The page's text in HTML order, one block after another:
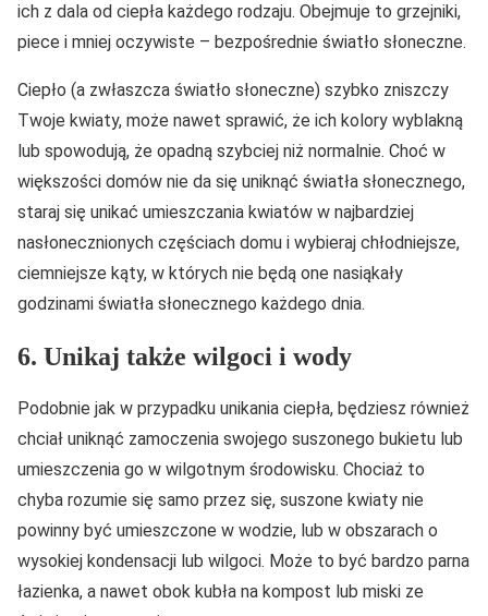
ich z dala od ciepła każdego rodzaju. Obejmuje to grzejniki,
piece i mniej oczywiste – bezpośrednie światło słoneczne.
Ciepło (a zwłaszcza światło słoneczne) szybko zniszczy
Twoje kwiaty, może nawet sprawić, że ich kolory wyblakną
lub spowodują, że opadną szybciej niż normalnie. Choć w
większości domów nie da się uniknąć światła słonecznego,
staraj się unikać umieszczania kwiatów w najbardziej
nasłonecznionych częściach domu i wybieraj chłodniejsze,
ciemniejsze kąty, w których nie będą one nasiąkały
godzinami światła słonecznego każdego dnia.
6. Unikaj także wilgoci i wody
Podobnie jak w przypadku unikania ciepła, będziesz również
chciał uniknąć zamoczenia swojego suszonego bukietu lub
umieszczenia go w wilgotnym środowisku. Chociaż to
chyba rozumie się samo przez się, suszone kwiaty nie
powinny być umieszczone w wodzie, lub w obszarach o
wysokiej kondensacji lub wilgoci. Może to być bardzo parna
łazienka, a nawet obok kubła na kompost lub miski ze